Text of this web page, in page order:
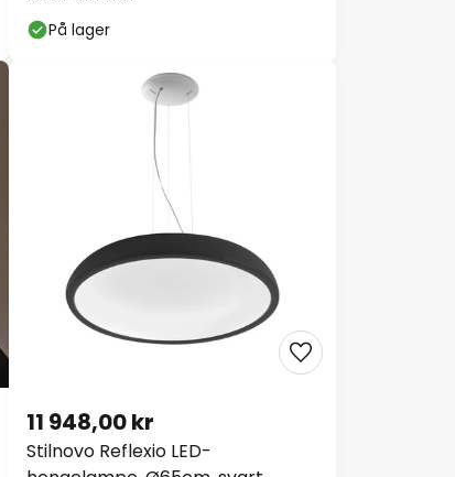
På lager
Stilnovo Reflexio LED-
hengelampe, Ø65cm, svart
11 948,00 kr